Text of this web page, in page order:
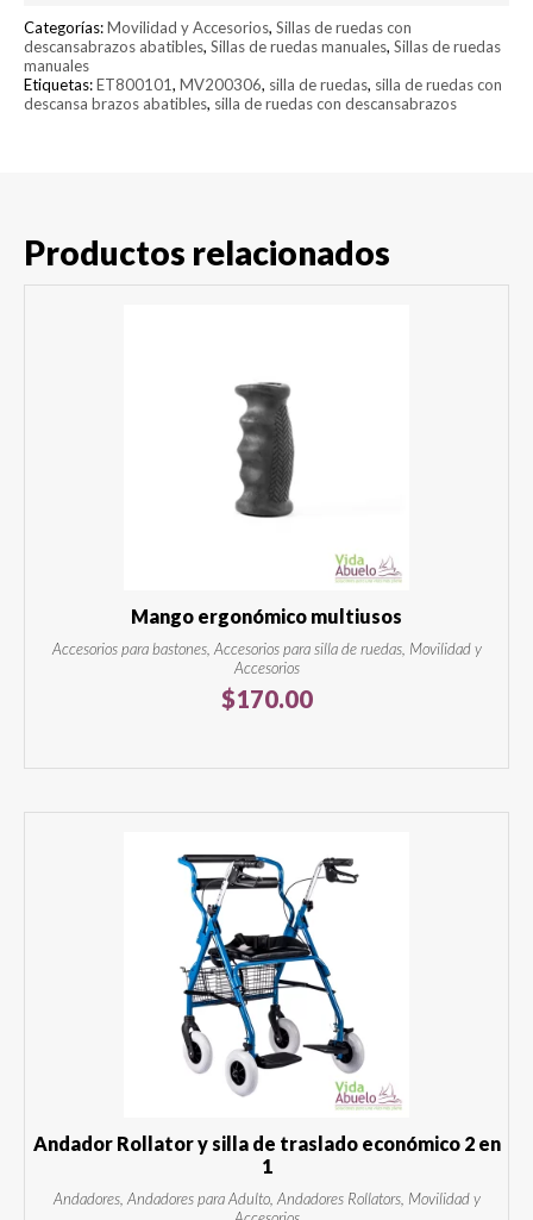
Categorías:Movilidad y Accesorios, Sillas de ruedas con
descansabrazos abatibles, Sillas de ruedas manuales, Sillas de ruedas
manuales
Etiquetas:ET800101, MV200306, silla de ruedas, silla de ruedas con
descansa brazos abatibles, silla de ruedas con descansabrazos
Productos relacionados
Mango ergonómico multiusos
Accesorios para bastones, Accesorios para silla de ruedas, Movilidad y
Accesorios
$170.00
Andador Rollator y silla de traslado económico 2 en
1
Andadores, Andadores para Adulto, Andadores Rollators, Movilidad y